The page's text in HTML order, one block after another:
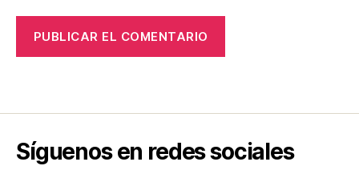
Síguenos en redes sociales